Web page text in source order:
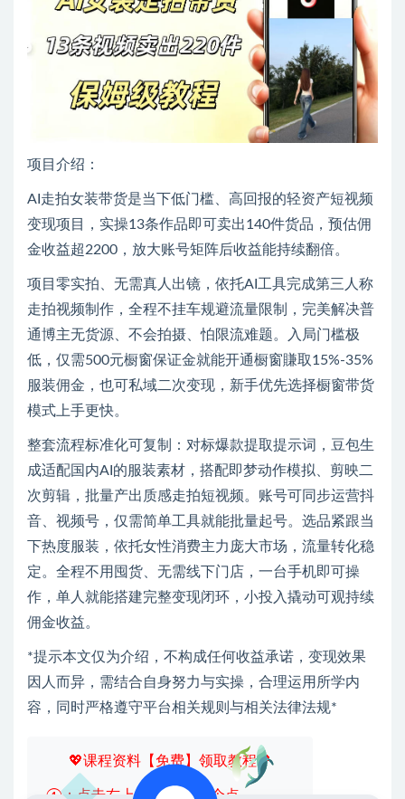
项目介绍：
AI走拍女装带货是当下低门槛、高回报的轻资产短视频
变现项目，实操13条作品即可卖出140件货品，预估佣
金收益超2200，放大账号矩阵后收益能持续翻倍。
项目零实拍、无需真人出镜，依托AI工具完成第三人称
走拍视频制作，全程不挂车规避流量限制，完美解决普
通博主无货源、不会拍摄、怕限流难题。入局门槛极
低，仅需500元橱窗保证金就能开通橱窗賺取15%-35%
服装佣金，也可私域二次变现，新手优先选择橱窗带货
模式上手更快。
整套流程标准化可复制：对标爆款提取提示词，豆包生
成适配国内AI的服装素材，搭配即梦动作模拟、剪映二
次剪辑，批量产出质感走拍短视频。账号可同步运营抖
音、视频号，仅需简单工具就能批量起号。选品紧跟当
下热度服装，依托女性消费主力庞大市场，流量转化稳
定。全程不用囤货、无需线下门店，一台手机即可操
作，单人就能搭建完整变现闭环，小投入撬动可观持续
佣金收益。
*提示本文仅为介绍，不构成任何收益承诺，变现效果
因人而异，需结合自身努力与实操，合理运用所学内
容，同时严格遵守平台相关规则与相关法律法规*
💖课程资料【免费】领取教程💖
①：点击右上角【 】三个点